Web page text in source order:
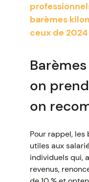
barèmes
ceux de
on
on
Pour rappel,
utiles aux
individuels qui,
revenus,